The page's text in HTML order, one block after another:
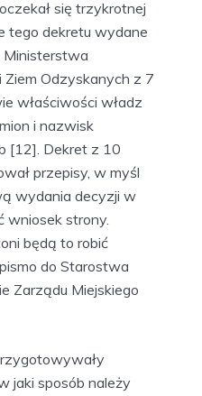
się trzykrotnej
tego dekretu wydane
Ministerstwa
Ziem Odzyskanych z 7
właściwości władz
i nazwisk
[12]. Dekret z 10
przepisy, w myśl
wydania decyzji w
wniosek strony.
będą to robić
do Starostwa
Zarządu Miejskiego
jaki sposób należy